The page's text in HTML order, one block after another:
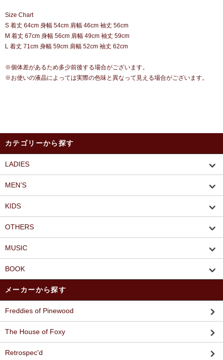
Size Chart
S 着丈 64cm 身幅 54cm 肩幅 46cm 袖丈 56cm
M 着丈 67cm 身幅 56cm 肩幅 49cm 袖丈 59cm
L 着丈 71cm 身幅 59cm 肩幅 52cm 袖丈 62cm
※個体差があるため多少前後する場合がございます。
※お使いの液晶によっては実際の色味と異なって見える場合がございます。
カテゴリーから探す
LADIES
MEN’S
KIDS
OTHERS
MUSIC
BOOK
メーカーから探す
Freddies of Pinewood
The House of Foxy
Retrospec'd